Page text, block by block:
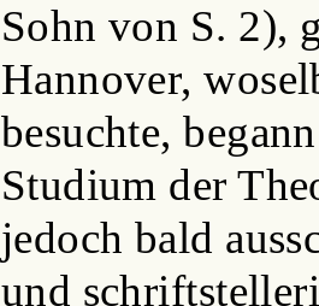
Sohn von S. 2),
Hannover,
besuchte,
Studium der
jedoch bald
und